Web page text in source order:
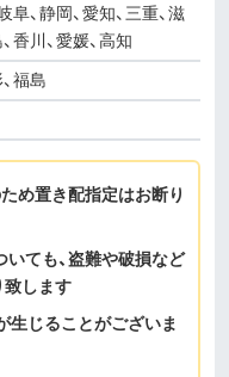
阜、静岡、愛知、三重、滋
香川、愛媛、高知
福島
め置き配指定はお断り
ても、盗難や破損など
致します
生じることがございま